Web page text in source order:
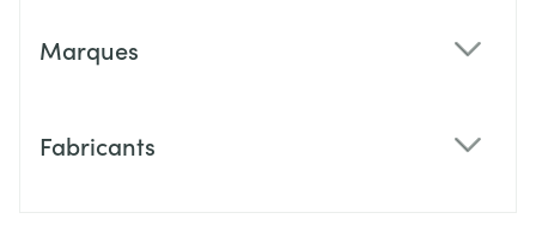
Marques
Fabricants